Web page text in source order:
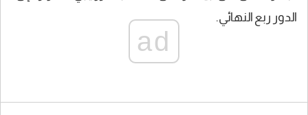
الدور ربع النهائي.
ad